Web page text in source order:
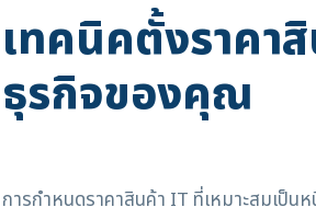
เทคนิคตั้งราคา
ธุรกิจของคุณ
การกำหนดราคาสินค้า IT ที่เหมาะสมเป็